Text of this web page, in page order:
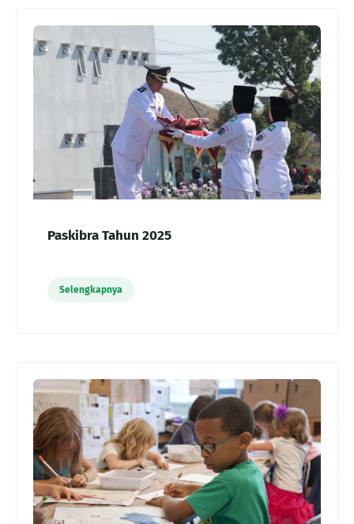
Paskibra Tahun 2025
Selengkapnya